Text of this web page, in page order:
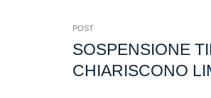
POST
SOSPENSIONE
CHIARISCONO